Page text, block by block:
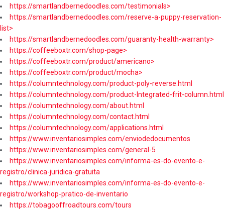
https://smartlandbernedoodles.com/testimonials>
https://smartlandbernedoodles.com/reserve-a-puppy-reservation-
list>
https://smartlandbernedoodles.com/guaranty-health-warranty>
https://coffeeboxtr.com/shop-page>
https://coffeeboxtr.com/product/americano>
https://coffeeboxtr.com/product/mocha>
https://columntechnology.com/product-poly-reverse.html
https://columntechnology.com/product-Integrated-frit-column.html
https://columntechnology.com/about.html
https://columntechnology.com/contact.html
https://columntechnology.com/applications.html
https://www.inventariosimples.com/enviodedocumentos
https://www.inventariosimples.com/general-5
https://www.inventariosimples.com/informa-es-do-evento-e-
registro/clinica-juridica-gratuita
https://www.inventariosimples.com/informa-es-do-evento-e-
registro/workshop-pratico-de-inventario
https://tobagooffroadtours.com/tours